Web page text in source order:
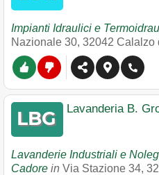
Impianti Idraulici e
Nazionale 30, 32042 Calalzo
Lavanderia B.
Lavanderie Industriali e
Cadore in Via Stazione 34,